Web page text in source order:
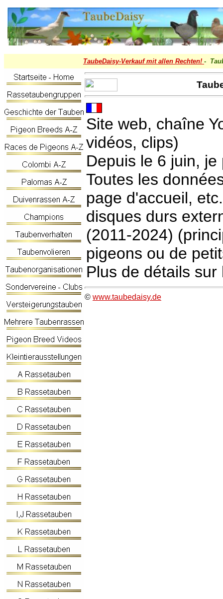
TaubeDaisy-Verkauf mit allen Rechten! -
Site web, chaîne
vidéos, clips)
Depuis le 6 juin, je
Toutes les
page d'accueil,
disques durs
(2011-2024)
pigeons ou de
Plus de détails
© www.taubedaisy.de